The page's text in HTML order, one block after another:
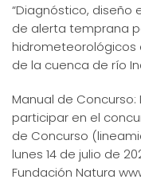
“Diagnóstico,
de alerta temprana
hidrometeorológicos
de la cuenca de río
Manual de
participar en el
de Concurso
lunes 14 de julio de
Fundación Natura